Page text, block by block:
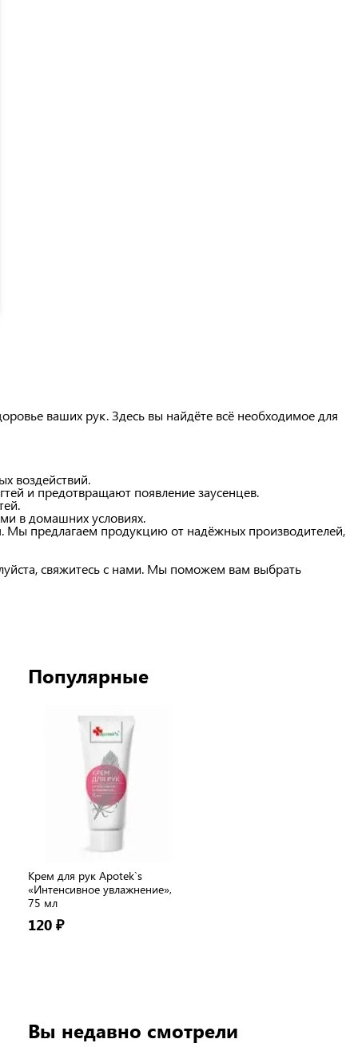
ваших рук. Здесь вы найдёте всё необходимое для
воздействий.
и предотвращают появление заусенцев.
в домашних условиях.
Мы предлагаем продукцию от надёжных производителей,
свяжитесь с нами. Мы поможем вам выбрать
Популярные
Крем для рук Apotek`s
«Интенсивное увлажнение»,
75 мл
120 ₽
Вы недавно смотрели